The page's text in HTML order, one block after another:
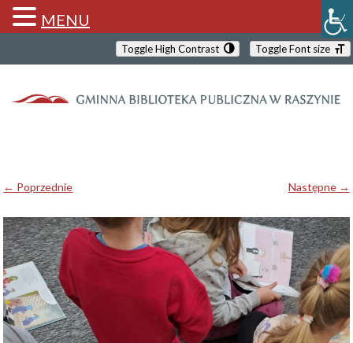
Toggle High Contrast Toggle Font size
← Poprzednie Następne →
MENU